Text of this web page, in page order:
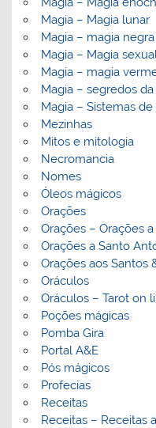
Magia – Magia lunar
Magia – magia negra
Magia – Magia sexual
Magia – magia
Magia – segredos
Magia – Sistemas de
Mezinhas
Mitos e mitologia
Necromancia
Nomes
Óleos mágicos
Orações
Orações – Orações
Orações a Santo
Orações aos Santos
Oráculos
Oráculos – Tarot on
Poções mágicas
Pomba Gira
Portal A&E
Pós mágicos
Profecias
Receitas
Receitas – Receitas